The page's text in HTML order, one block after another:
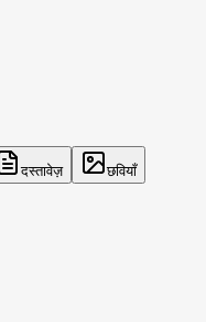
दस्तावेज़
छवियाँ